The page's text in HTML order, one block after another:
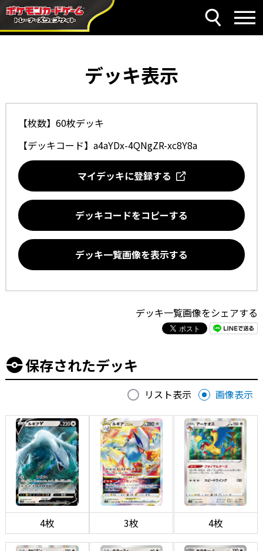
デッキ表示
【枚数】60枚デッキ
【デッキコード】 a4aYDx-4QNgZR-xc8Y8a
マイデッキに登録する
デッキコードをコピーする
デッキ一覧画像を表示する
デッキ一覧画像をシェアする
保存されたデッキ
リスト表示 画像表示
4枚 3枚 4枚